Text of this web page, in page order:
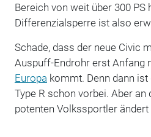
Bereich von weit über 300
Differenzialsperre ist also
Schade, dass der neue Civic
Auspuff-Endrohr erst Anfang
Europa kommt. Denn dann
Type R schon vorbei. Aber an
potenten Volkssportler